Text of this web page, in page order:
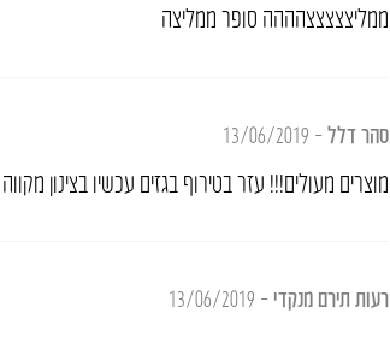
ממליצצצצצהההה סופר ממליצה
סהר דלל–
13/06/2019
מוצרים מעולים!!! עזר בטירוף בגזים עכשיו בצינון
רעות תירם מנקדי –
13/06/2019